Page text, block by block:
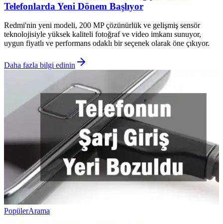
Telefonlarda Yeni Dönem Başlıyor
Redmi'nin yeni modeli, 200 MP çözünürlük ve gelişmiş sensör
teknolojisiyle yüksek kaliteli fotoğraf ve video imkanı sunuyor,
uygun fiyatlı ve performans odaklı bir seçenek olarak öne çıkıyor.
Daha fazla bilgi edinin
PopülerArama